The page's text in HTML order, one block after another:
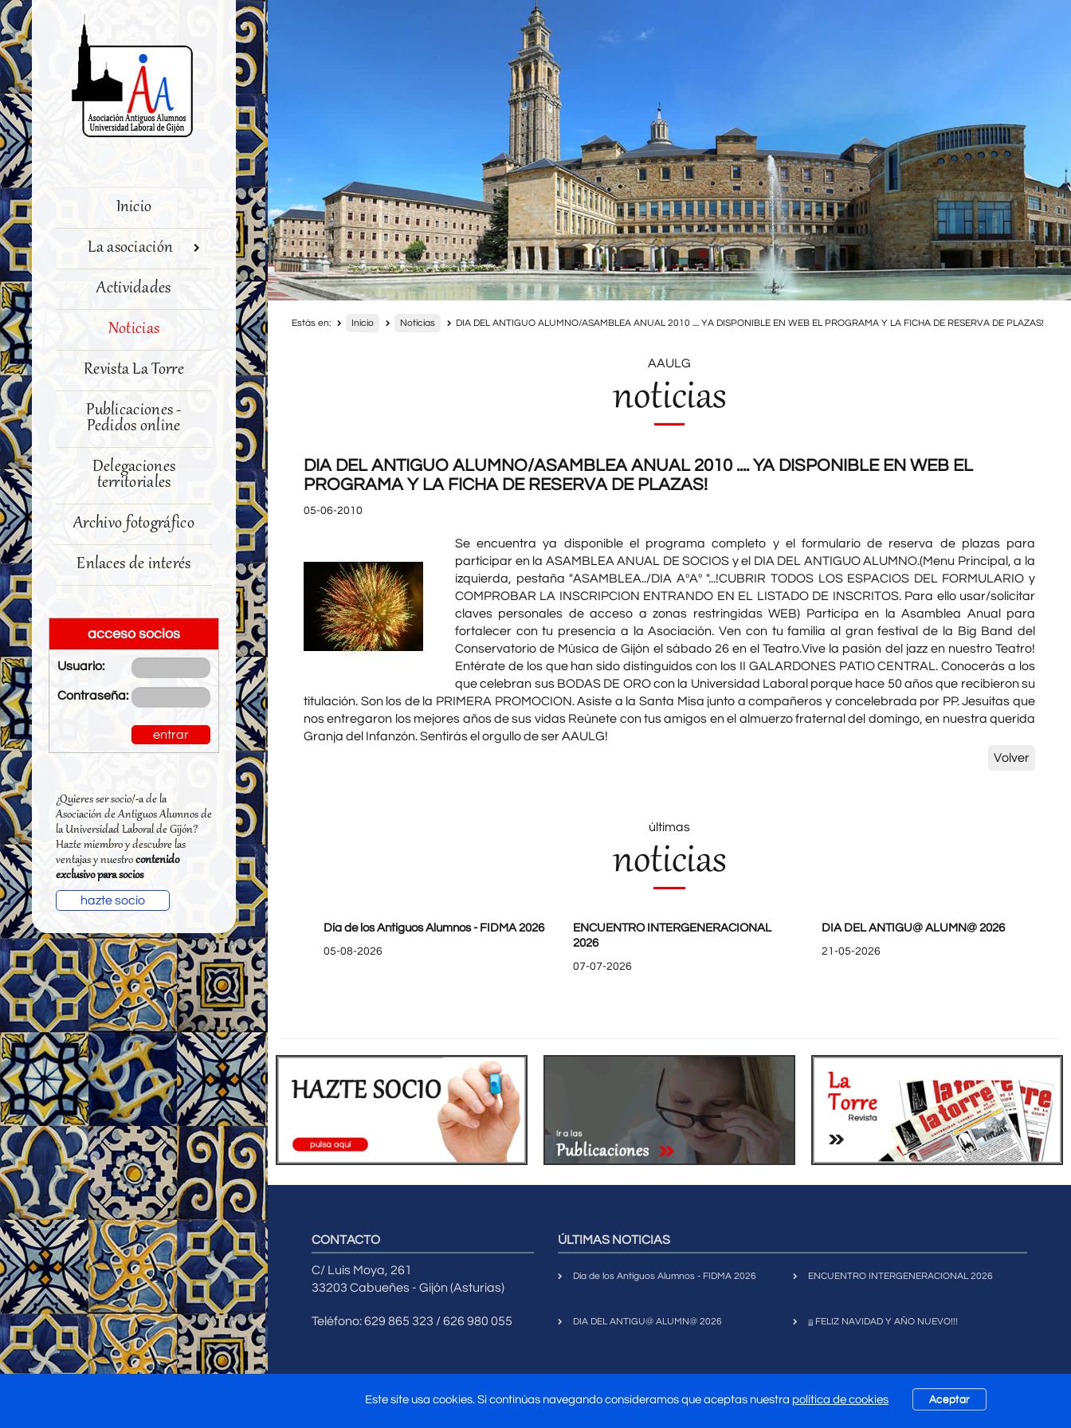
Inicio
La asociación
Actividades
Noticias
Revista La Torre
Publicaciones -
Pedidos online
Delegaciones
territoriales
Archivo fotográfico
Enlaces de interés
acceso socios
Usuario:
Contraseña:
entrar
¿Quieres ser socio/-a de la
Asociación de Antiguos Alumnos de
la Universidad Laboral de Gijón?
Hazte miembro y descubre las
ventajas y nuestrocontenido
exclusivo para socios
hazte socio
Estás en: Inicio Noticias DIA DEL ANTIGUO ALUMNO/ASAMBLEA ANUAL 2010 .... YA DISPONIBLE EN WEB EL PROGRAMA Y LA FICHA DE RESERVA DE PLAZAS!
AAULG
noticias
DIA DEL ANTIGUO ALUMNO/ASAMBLEA ANUAL 2010 .... YA DISPONIBLE EN WEB EL
PROGRAMA Y LA FICHA DE RESERVA DE PLAZAS!
05-06-2010
Se encuentra ya disponible el programa completo y el formulario de reserva de plazas para
participar en la ASAMBLEA ANUAL DE SOCIOS y el DIA DEL ANTIGUO ALUMNO.(Menu Principal, a la
izquierda, pestaña "ASAMBLEA../DIA AºAº "...!CUBRIR TODOS LOS ESPACIOS DEL FORMULARIO y
COMPROBAR LA INSCRIPCION ENTRANDO EN EL LISTADO DE INSCRITOS. Para ello usar/solicitar
claves personales de acceso a zonas restringidas WEB) Participa en la Asamblea Anual para
fortalecer con tu presencia a la Asociación. Ven con tu familia al gran festival de la Big Band del
Conservatorio de Música de Gijón el sábado 26 en el Teatro.Vive la pasión del jazz en nuestro Teatro!
Entérate de los que han sido distinguidos con los II GALARDONES PATIO CENTRAL. Conocerás a los
que celebran sus BODAS DE ORO con la Universidad Laboral porque hace 50 años que recibieron su
titulación. Son los de la PRIMERA PROMOCION. Asiste a la Santa Misa junto a compañeros y concelebrada por PP. Jesuitas que
nos entregaron los mejores años de sus vidas Reúnete con tus amigos en el almuerzo fraternal del domingo, en nuestra querida
Granja del Infanzón. Sentirás el orgullo de ser AAULG!
Volver
últimas
noticias
Día de los Antiguos Alumnos - FIDMA 2026
05-08-2026
ENCUENTRO INTERGENERACIONAL
2026
07-07-2026
DIA DEL ANTIGU@ ALUMN@ 2026
21-05-2026
CONTACTO
C/ Luis Moya, 261
33203 Cabueñes - Gijón (Asturias)
Teléfono: 629 865 323 / 626 980 055
ÚLTIMAS NOTICIAS
Día de los Antiguos Alumnos - FIDMA 2026 ENCUENTRO INTERGENERACIONAL 2026
DIA DEL ANTIGU@ ALUMN@ 2026 ¡¡¡ FELIZ NAVIDAD Y AÑO NUEVO!!!
Asociación Antiguos Alumnos Universidad Laboral de Gijón Mapa Web Política de Privacidad
Este site usa cookies. Si continúas navegando consideramos que aceptas nuestra política de cookies Aceptar